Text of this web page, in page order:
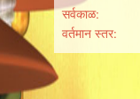
सर्वकाळ:
वर्तमान स्तर: